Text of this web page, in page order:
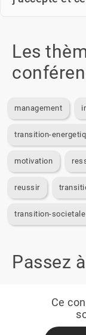
Les
management
transition-
motivation
reussir
transition-societale
Passez
Ce